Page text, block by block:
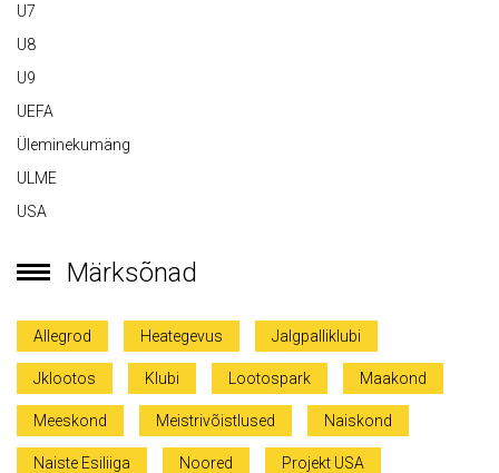
U7
U8
U9
UEFA
Üleminekumäng
ULME
USA
Märksõnad
Allegrod Heategevus Jalgpalliklubi
Jklootos Klubi Lootospark Maakond
Meeskond Meistrivõistlused Naiskond
Naiste Esiliiga Noored Projekt USA